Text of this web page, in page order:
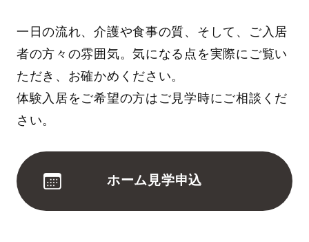
一日の流れ、介護や食事の質、そして、ご入居
者の方々の雰囲気。気になる点を実際にご覧い
ただき、お確かめください。
体験入居をご希望の方はご見学時にご相談くだ
さい。
ホーム見学申込